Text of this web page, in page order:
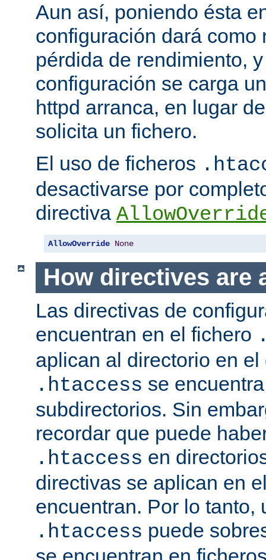
Aun así, poniendo ésta
configuración dará como
pérdida de rendimiento,
configuración se carga
httpd arranca, en lugar
solicita un fichero.
El uso de ficheros
desactivarse por
directiva
AllowOverride None
How directives are
Las directivas de
encuentran en el fichero
aplican al directorio en
.htaccess se
subdirectorios. Sin
recordar que puede
.htaccess en
directivas se aplican en
encuentran. Por lo tanto,
.htaccess puede